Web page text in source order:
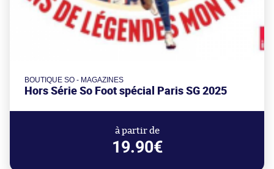
BOUTIQUE SO - MAGAZINES
Hors Série So Foot spécial Paris SG 2025
à partir de
19.90€